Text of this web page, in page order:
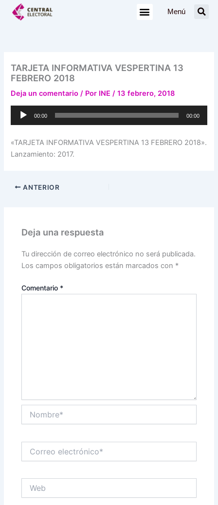
Menú
TARJETA INFORMATIVA VESPERTINA 13
FEBRERO 2018
Deja un comentario / Por INE/13 febrero, 2018
Reproductor
00:00 00:00
«TARJETA INFORMATIVA VESPERTINA 13 FEBRERO 2018».
Lanzamiento: 2017.
ANTERIOR
Deja una respuesta
Tu dirección de correo electrónico no será publicada.
Los campos obligatorios están marcados con *
Comentario *
electrónico*